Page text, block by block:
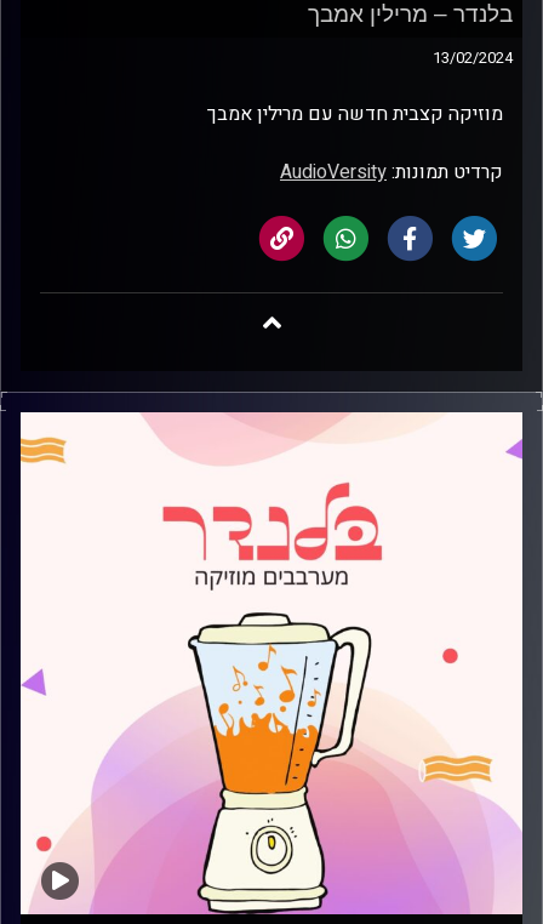
בלנדר – מרילין אמבך
13/02/2024
מוזיקה קצבית חדשה עם מרילין אמבך
קרדיט תמונות:AudioVersity